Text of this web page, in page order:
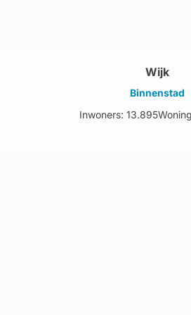
Wijk
Binnenstad
Inwoners: 13.895